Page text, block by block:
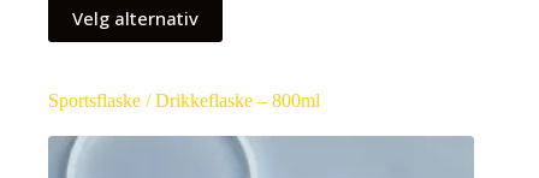
Velg alternativ
Sportsflaske / Drikkeflaske – 800ml